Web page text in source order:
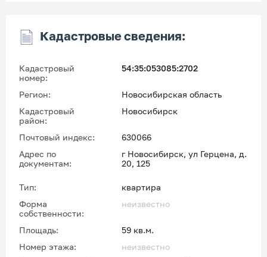
Кадастровые сведения:
Кадастровый
номер:
54:35:053085:2702
Регион:
Новосибирская область
Кадастровый
район:
Новосибирск
Почтовый индекс:
630066
Адрес по
документам:
г Новосибирск, ул Герцена, д.
20, 125
Тип:
квартира
Форма
собственности:
неизвестно
Площадь:
59 кв.м.
Номер этажа:
неизвестно